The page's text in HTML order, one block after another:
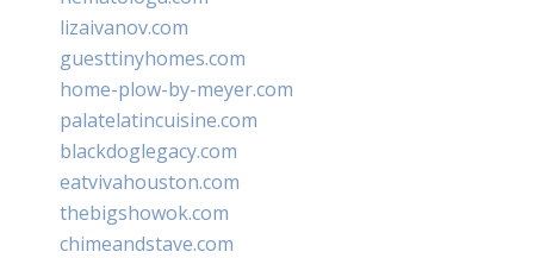
lizaivanov.com
guesttinyhomes.com
home-plow-by-meyer.com
palatelatincuisine.com
blackdoglegacy.com
eatvivahouston.com
thebigshowok.com
chimeandstave.com